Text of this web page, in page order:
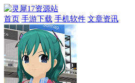
首页 手游下载 手机软件 文章资讯